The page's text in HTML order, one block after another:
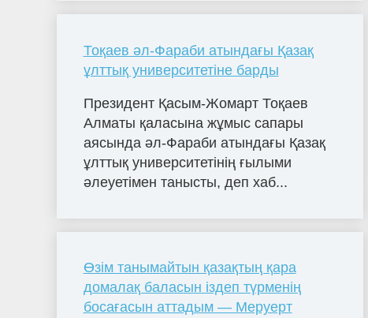
Тоқаев әл-Фараби атындағы Қазақ
ұлттық университетіне барды
Президент Қасым-Жомарт Тоқаев
Алматы қаласына жұмыс сапары
аясында әл-Фараби атындағы Қазақ
ұлттық университетінің ғылыми
әлеуетімен танысты, деп хаб...
Өзім танымайтын қазақтың қара
домалақ баласын іздеп түрменің
босағасын аттадым — Меруерт